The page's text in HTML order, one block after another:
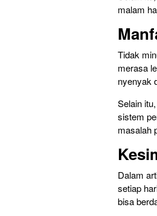
malam
Tidak
merasa
nyenyak
Selain
sistem
masalah
Dalam
setiap
bisa